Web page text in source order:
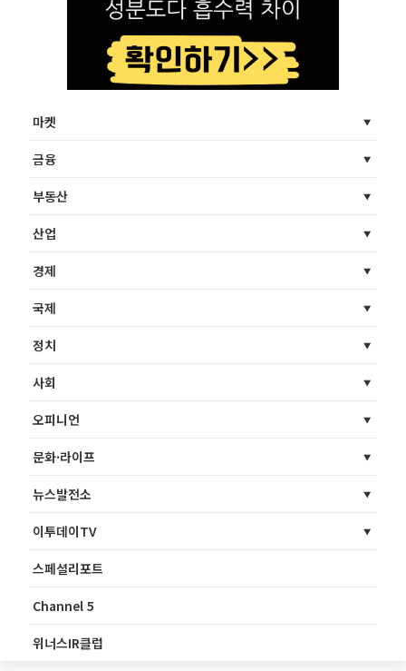
마켓
금융
부동산
산업
경제
국제
정치
사회
오피니언
문화·라이프
뉴스발전소
이투데이TV
스페셜리포트
Channel 5
위너스IR클럽